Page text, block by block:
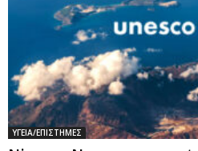
ΥΓΕΙΑ/ΕΠΙΣΤΗΜΕΣ